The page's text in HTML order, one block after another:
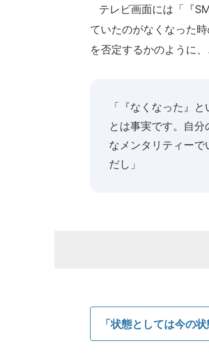
テレビ画面には「『
ていたのがなくなった
を否定するかのように
「『なくなった』
とは事実です。自
なメンタリティー
だし」
「状態としては今の状